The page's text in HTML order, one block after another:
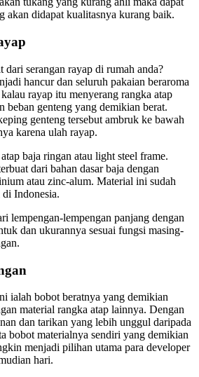
akan didapat kualitasnya kurang baik.
dari serangan rayap di rumah anda?
hancur dan seluruh pakaian beraroma
rayap itu menyerang rangka atap
beban genteng yang demikian berat.
genteng tersebut ambruk ke bawah
karena ulah rayap.
baja ringan atau light steel frame.
dari bahan dasar baja dengan
atau zinc-alum. Material ini sudah
di Indonesia.
lempengan-lempengan panjang dengan
dan ukurannya sesuai fungsi masing-
ialah bobot beratnya yang demikian
material rangka atap lainnya. Dengan
dan tarikan yang lebih unggul daripada
bobot materialnya sendiri yang demikian
menjadi pilihan utama para developer
hari.